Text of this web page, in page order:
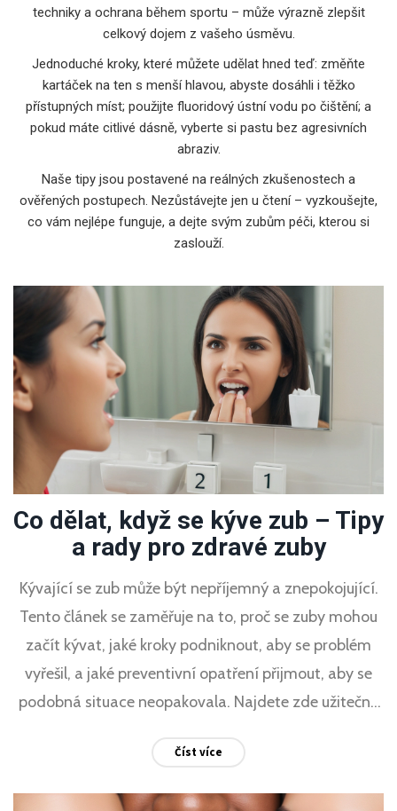
techniky a ochrana během sportu – může výrazně zlepšit
celkový dojem z vašeho úsměvu.
Jednoduché kroky, které můžete udělat hned teď: změňte
kartáček na ten s menší hlavou, abyste dosáhli i těžko
přístupných míst; použijte fluoridový ústní vodu po čištění; a
pokud máte citlivé dásně, vyberte si pastu bez agresivních
abraziv.
Naše tipy jsou postavené na reálných zkušenostech a
ověřených postupech. Nezůstávejte jen u čtení – vyzkoušejte,
co vám nejlépe funguje, a dejte svým zubům péči, kterou si
zaslouží.
Co dělat, když se kýve zub – Tipy
a rady pro zdravé zuby
Kývající se zub může být nepříjemný a znepokojující.
Tento článek se zaměřuje na to, proč se zuby mohou
začít kývat, jaké kroky podniknout, aby se problém
vyřešil, a jaké preventivní opatření přijmout, aby se
podobná situace neopakovala. Najdete zde užitečné
silné.
Číst více